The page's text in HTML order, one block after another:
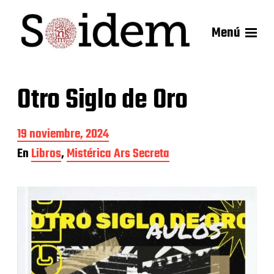
Menú
Otro Siglo de Oro
F
e
c
a
19 noviembre, 2024
EnLibros,Mistérica Ars Secreta